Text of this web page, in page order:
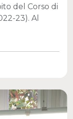
del Corso di
23). Al